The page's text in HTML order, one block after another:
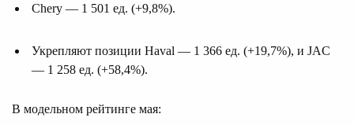
Chery — 1 501 ед. (+9,8%).
Укрепляют позиции Haval — 1 366 ед. (+19,7%), и JAC
— 1 258 ед. (+58,4%).
В модельном рейтинге мая: